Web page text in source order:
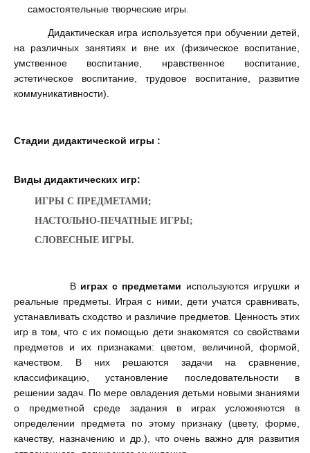
самостоятельные творческие игры.
Дидактическая игра используется при обучении детей,
на различных занятиях и вне их (физическое воспитание,
умственное воспитание, нравственное воспитание,
эстетическое воспитание, трудовое воспитание, развитие
коммуникативности).
Стадии дидактической игры :
Виды дидактических игр:
ИГРЫ С ПРЕДМЕТАМИ;
НАСТОЛЬНО-ПЕЧАТНЫЕ ИГРЫ;
СЛОВЕСНЫЕ ИГРЫ.
В играх с предметами используются игрушки и
реальные предметы. Играя с ними, дети учатся сравнивать,
устанавливать сходство и различие предметов. Ценность этих
игр в том, что с их помощью дети знакомятся со свойствами
предметов и их признаками: цветом, величиной, формой,
качеством. В них решаются задачи на сравнение,
классификацию, установление последовательности в
решении задач. По мере овладения детьми новыми знаниями
о предметной среде задания в играх усложняются в
определении предмета по этому признаку (цвету, форме,
качеству, назначению и др.), что очень важно для развития